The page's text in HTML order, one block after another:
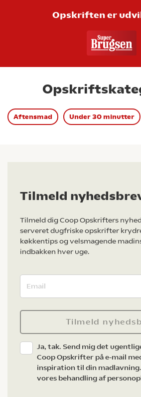
Opskriften er
Aftensmad Under 30 minutter
Tilmeld
Tilmeld dig Coop Opskrifters
serveret dugfriske opskrifter
køkkentips og velsmagende
indbakken hver uge.
Tilmeld
Ja, tak. Send mig det
Coop Opskrifter på e-mail
inspiration til din
vores behandling af